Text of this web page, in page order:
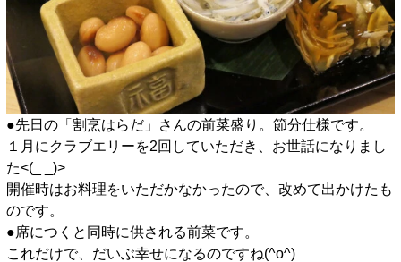
●先日の「割烹はらだ」さんの前菜盛り。節分仕様です。
１月にクラブエリーを2回していただき、お世話になりまし
た<(_ _)>
開催時はお料理をいただかなかったので、改めて出かけたも
のです。
●席につくと同時に供される前菜です。
これだけで、だいぶ幸せになるのですね(^o^)